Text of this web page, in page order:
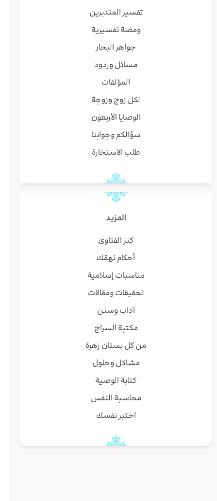
تفسير المتدبرين
ومضة تفسيرية
جواهر البحار
مسائل وردود
المؤلفات
لكل زوج وزوجة
الوصايا الأربعون
سؤالكم وجوابنا
طلب الاستخارة
المزيد
كنز الفتاوىٰ
أحكام تهمّك
مناسبات إسلامية
تحقيقات ومقالات
آداب وسنن
مكتبة السراج
من كل بستان زهرة
مشاكل وحلول
كتابة الوصية
محاسبة النفس
اختبر نفسك